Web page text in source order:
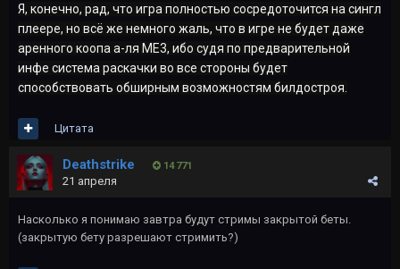
Я, конечно, рад, что игра полностью сосредоточится на сингл
плеере, но всё же немного жаль, что в игре не будет даже
аренного коопа а-ля ME3, ибо судя по предварительной
инфе система раскачки во все стороны будет
способствовать обширным возможностям билдостроя.
Цитата
Deathstrike 14 771
21 апреля
Насколько я понимаю завтра будут стримы закрытой беты.
(закрытую бету разрешают стримить?)